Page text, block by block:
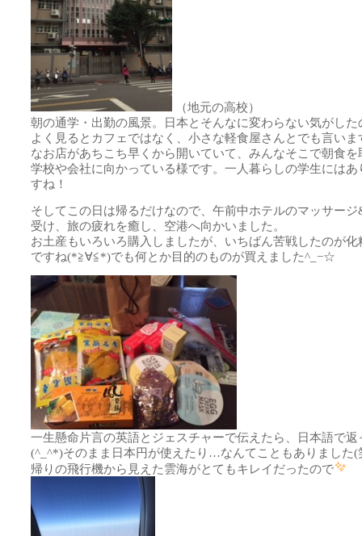
（地元の高校）
朝の通学・出勤の風景。日本とそんなに変わらない気がした
よく見るとカフェではなく、小さな軽食屋さんとでも言いま
なお店があちこち早くから開いていて、みんなそこで朝食を
学校や会社に向かっている様です。一人暮らしの学生にはあ
すね！
そしてこの日は帰るだけなので、午前中ホテルのマッサー
受け、旅の疲れを癒し、空港へ向かいました。
お土産もいろいろ購入しましたが、いちばん苦戦したのが化
ですね(*≧∀≦*)でも何とか目的のものが買えました^_−☆
一生懸命片言の英語とジェスチャーで伝えたら、日本語で返
(^_^*)そのまま日本円が使えたり…なんてこともありました(
帰りの飛行機から見えた雲海がとてもキレイだったので